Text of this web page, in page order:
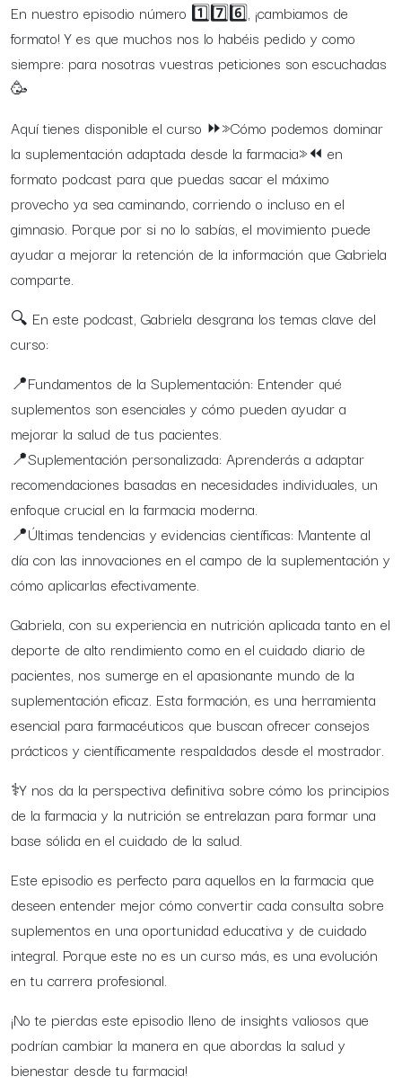
En nuestro episodio número 1️⃣7️⃣6️⃣, ¡cambiamos de
formato! Y es que muchos nos lo habéis pedido y como
siempre: para nosotras vuestras peticiones son escuchadas
🥳
Aquí tienes disponible el curso ⏩»Cómo podemos dominar
la suplementación adaptada desde la farmacia»⏪ en
formato podcast para que puedas sacar el máximo
provecho ya sea caminando, corriendo o incluso en el
gimnasio. Porque por si no lo sabías, el movimiento puede
ayudar a mejorar la retención de la información que Gabriela
comparte.
🔍 En este podcast, Gabriela desgrana los temas clave del
curso:
📍Fundamentos de la Suplementación: Entender qué
suplementos son esenciales y cómo pueden ayudar a
mejorar la salud de tus pacientes.
📍Suplementación personalizada: Aprenderás a adaptar
recomendaciones basadas en necesidades individuales, un
enfoque crucial en la farmacia moderna.
📍Últimas tendencias y evidencias científicas: Mantente al
día con las innovaciones en el campo de la suplementación y
cómo aplicarlas efectivamente.
Gabriela, con su experiencia en nutrición aplicada tanto en el
deporte de alto rendimiento como en el cuidado diario de
pacientes, nos sumerge en el apasionante mundo de la
suplementación eficaz. Esta formación, es una herramienta
esencial para farmacéuticos que buscan ofrecer consejos
prácticos y científicamente respaldados desde el mostrador.
⚕️Y nos da la perspectiva definitiva sobre cómo los principios
de la farmacia y la nutrición se entrelazan para formar una
base sólida en el cuidado de la salud.
Este episodio es perfecto para aquellos en la farmacia que
deseen entender mejor cómo convertir cada consulta sobre
suplementos en una oportunidad educativa y de cuidado
integral. Porque este no es un curso más, es una evolución
en tu carrera profesional.
¡No te pierdas este episodio lleno de insights valiosos que
podrían cambiar la manera en que abordas la salud y
bienestar desde tu farmacia!